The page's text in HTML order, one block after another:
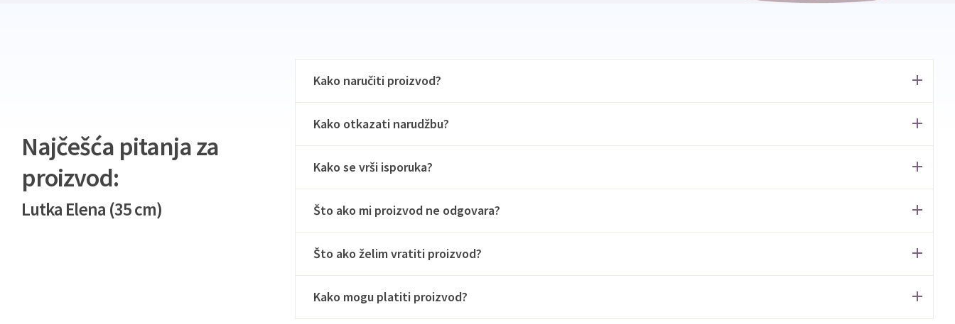
Najčešća pitanja za
proizvod:
Lutka Elena (35 cm)
Kako naručiti proizvod?
Kako otkazati narudžbu?
Kako se vrši isporuka?
Što ako mi proizvod ne odgovara?
Što ako želim vratiti proizvod?
Kako mogu platiti proizvod?